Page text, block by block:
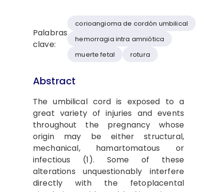
Palabras
clave:
corioangioma de cordón umbilical
hemorragia intra amniótica
muerte fetal
rotura
Abstract
The umbilical cord is exposed to a
great variety of injuries and events
throughout the pregnancy whose
origin may be either structural,
mechanical, hamartomatous or
infectious (1). Some of these
alterations unquestionably interfere
directly with the fetoplacental